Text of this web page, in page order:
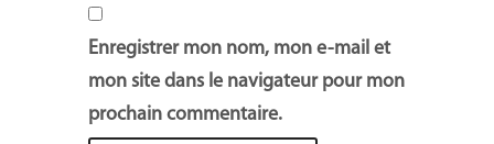
Enregistrer mon nom, mon e-mail et
mon site dans le navigateur pour mon
prochain commentaire.